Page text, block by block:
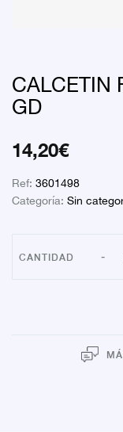
CALCETIN
GD
14,20€
Ref: 3601498
Categoría: Sin
-